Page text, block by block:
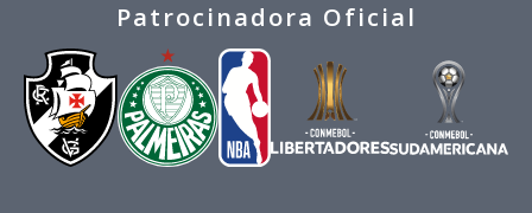
Patrocinadora Oficial